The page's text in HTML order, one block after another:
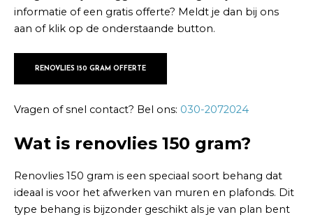
informatie of een gratis offerte? Meldt je dan bij ons
aan of klik op de onderstaande button.
RENOVLIES 150 GRAM OFFERTE
Vragen of snel contact? Bel ons: 030-2072024
Wat is renovlies 150 gram?
Renovlies 150 gram is een speciaal soort behang dat
ideaal is voor het afwerken van muren en plafonds. Dit
type behang is bijzonder geschikt als je van plan bent